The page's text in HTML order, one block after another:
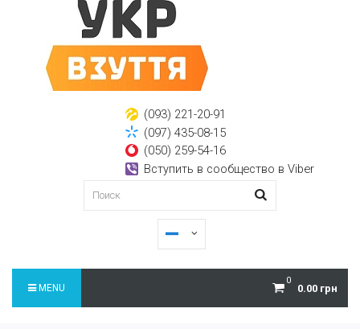
(093) 221-20-91
(097) 435-08-15
(050) 259-54-16
Вступить в сообщество в Viber
0
0.00 грн
MENU